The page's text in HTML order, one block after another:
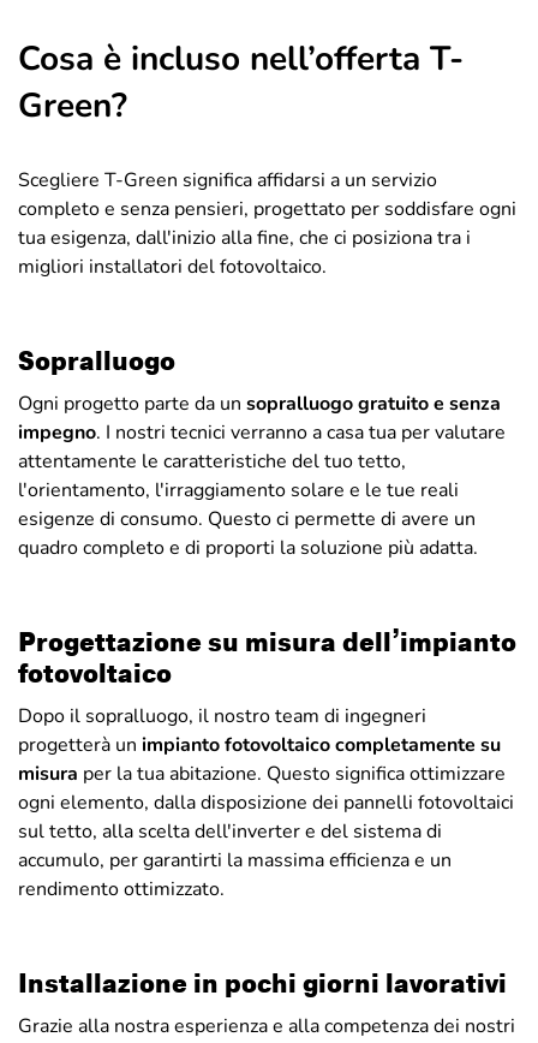
Cosa è incluso nell’offerta T-
Green?
Scegliere T-Green significa affidarsi a un servizio
completo e senza pensieri, progettato per soddisfare ogni
tua esigenza, dall'inizio alla fine, che ci posiziona tra i
migliori installatori del fotovoltaico.
Sopralluogo
Ogni progetto parte da un sopralluogo gratuito e senza
impegno. I nostri tecnici verranno a casa tua per valutare
attentamente le caratteristiche del tuo tetto,
l'orientamento, l'irraggiamento solare e le tue reali
esigenze di consumo. Questo ci permette di avere un
quadro completo e di proporti la soluzione più adatta.
Progettazione su misura dell’impianto
fotovoltaico
Dopo il sopralluogo, il nostro team di ingegneri
progetterà un impianto fotovoltaico completamente su
misura per la tua abitazione. Questo significa ottimizzare
ogni elemento, dalla disposizione dei pannelli fotovoltaici
sul tetto, alla scelta dell'inverter e del sistema di
accumulo, per garantirti la massima efficienza e un
rendimento ottimizzato.
Installazione in pochi giorni lavorativi
Grazie alla nostra esperienza e alla competenza dei nostri